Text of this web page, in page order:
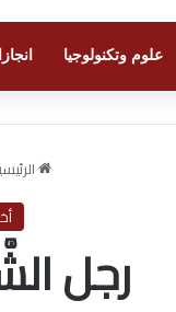
علوم وتكنولوجيا
رجل